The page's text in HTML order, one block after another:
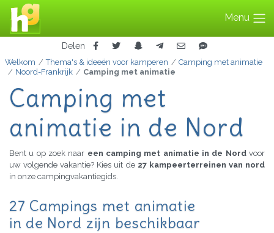
Menu
Delen
Welkom Thema's & ideeën voor kamperen
Camping met animatie
Noord-Frankrijk
Camping met animatie
Camping met
animatie in de Nord
Bent u op zoek naar een camping met animatie in de Nordvoor
uw volgende vakantie? Kies uit de 27 kampeerterreinen van nord
in onze campingvakantiegids.
27 Campings met animatie
in de Nord zijn beschikbaar